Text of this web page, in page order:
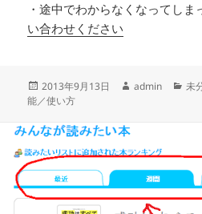
・途中でわからなくなってしま
い合わせください
投
稿
2013年9月13日
作
admin
カ
未
能／使い方